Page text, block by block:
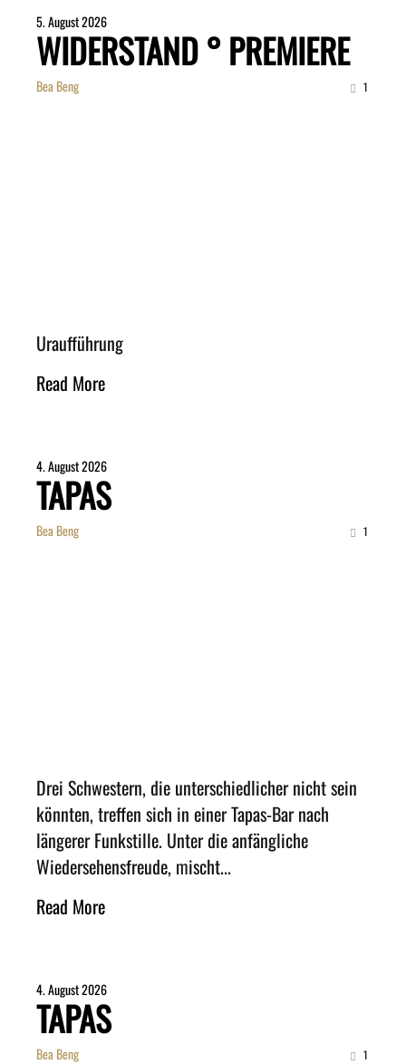
5. August 2026
WIDERSTAND ° PREMIERE
Bea Beng 1
Uraufführung
Read More
4. August 2026
TAPAS
Bea Beng 1
Drei Schwestern, die unterschiedlicher nicht sein
könnten, treffen sich in einer Tapas-Bar nach
längerer Funkstille. Unter die anfängliche
Wiedersehensfreude, mischt...
Read More
4. August 2026
TAPAS
Bea Beng 1